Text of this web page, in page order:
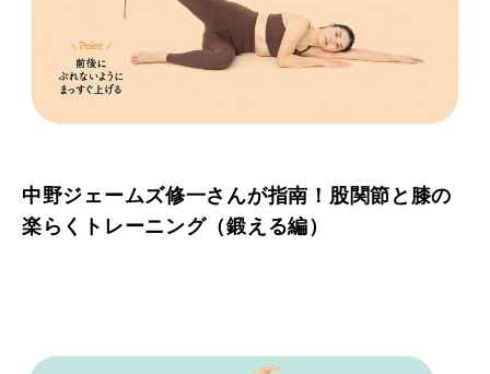
中野ジェームズ修一さんが指南！股関節と膝の
楽らくトレーニング（鍛える編）